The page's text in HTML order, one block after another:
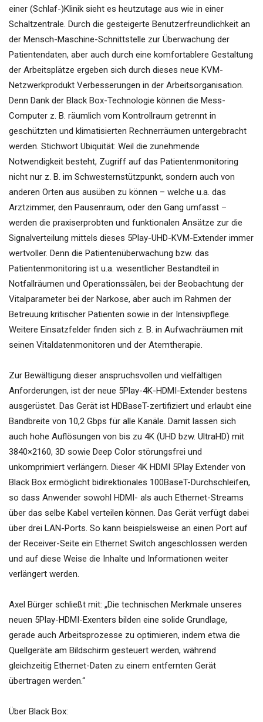
einer (Schlaf-)Klinik sieht es heutzutage aus wie in einer
Schaltzentrale. Durch die gesteigerte Benutzerfreundlichkeit an
der Mensch-Maschine-Schnittstelle zur Überwachung der
Patientendaten, aber auch durch eine komfortablere Gestaltung
der Arbeitsplätze ergeben sich durch dieses neue KVM-
Netzwerkprodukt Verbesserungen in der Arbeitsorganisation.
Denn Dank der Black Box-Technologie können die Mess-
Computer z. B. räumlich vom Kontrollraum getrennt in
geschützten und klimatisierten Rechnerräumen untergebracht
werden. Stichwort Ubiquität: Weil die zunehmende
Notwendigkeit besteht, Zugriff auf das Patientenmonitoring
nicht nur z. B. im Schwesternstützpunkt, sondern auch von
anderen Orten aus ausüben zu können – welche u.a. das
Arztzimmer, den Pausenraum, oder den Gang umfasst –
werden die praxiserprobten und funktionalen Ansätze zur die
Signalverteilung mittels dieses 5Play-UHD-KVM-Extender immer
wertvoller. Denn die Patientenüberwachung bzw. das
Patientenmonitoring ist u.a. wesentlicher Bestandteil in
Notfallräumen und Operationssälen, bei der Beobachtung der
Vitalparameter bei der Narkose, aber auch im Rahmen der
Betreuung kritischer Patienten sowie in der Intensivpflege.
Weitere Einsatzfelder finden sich z. B. in Aufwachräumen mit
seinen Vitaldatenmonitoren und der Atemtherapie.
Zur Bewältigung dieser anspruchsvollen und vielfältigen
Anforderungen, ist der neue 5Play-4K-HDMI-Extender bestens
ausgerüstet. Das Gerät ist HDBaseT-zertifiziert und erlaubt eine
Bandbreite von 10,2 Gbps für alle Kanäle. Damit lassen sich
auch hohe Auflösungen von bis zu 4K (UHD bzw. UltraHD) mit
3840×2160, 3D sowie Deep Color störungsfrei und
unkomprimiert verlängern. Dieser 4K HDMI 5Play Extender von
Black Box ermöglicht bidirektionales 100BaseT-Durchschleifen,
so dass Anwender sowohl HDMI- als auch Ethernet-Streams
über das selbe Kabel verteilen können. Das Gerät verfügt dabei
über drei LAN-Ports. So kann beispielsweise an einen Port auf
der Receiver-Seite ein Ethernet Switch angeschlossen werden
und auf diese Weise die Inhalte und Informationen weiter
verlängert werden.
Axel Bürger schließt mit: „Die technischen Merkmale unseres
neuen 5Play-HDMI-Exenters bilden eine solide Grundlage,
gerade auch Arbeitsprozesse zu optimieren, indem etwa die
Quellgeräte am Bildschirm gesteuert werden, während
gleichzeitig Ethernet-Daten zu einem entfernten Gerät
übertragen werden.“
Über Black Box: